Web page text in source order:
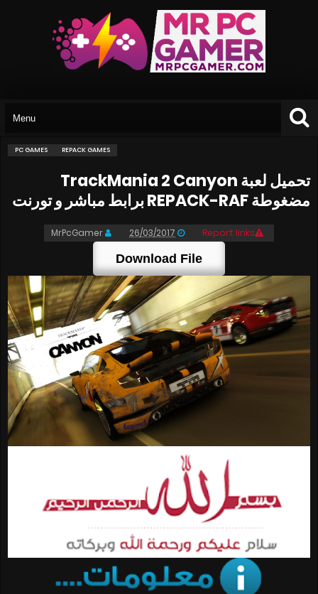
PC GAMES REPACK GAMES
تحميل لعبة TrackMania 2 Canyon
مضغوطة REPACK-RAF برابط مباشر و تورنت
MrPcGamer 26/03/2017 Report links
Download File